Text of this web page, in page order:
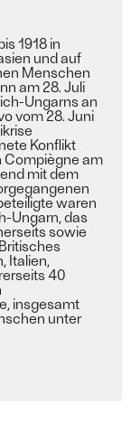
1918 in
und auf
Menschen
am 28. Juli
Ungarnsan
vom 28. Juni
Konflikt
Compiègneam
mit dem
waren
Ungarn, das
sowie
Britisches
Italien
40
insgesamt
unter